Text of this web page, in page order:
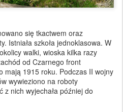
się tkactwem oraz
Istniała szkoła jednoklasowa. W
walki, wioska kilka razy
od Czarnego front
mają 1915 roku. Podczas II wojny
wywieziono na roboty
z nich wyjechała później do